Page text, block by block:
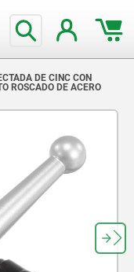
DE CINC CON
ROSCADO DE ACERO